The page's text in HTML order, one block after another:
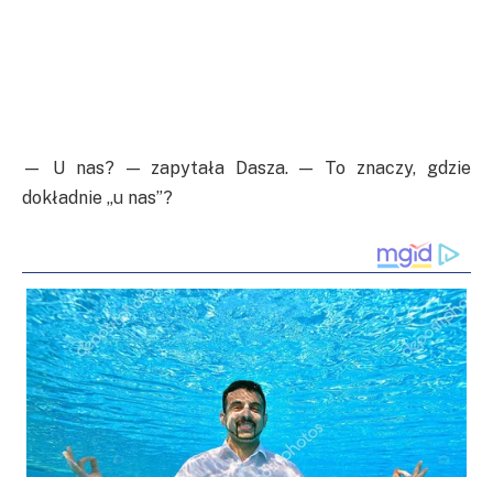
— U nas? — zapytała Dasza. — To znaczy, gdzie
dokładnie „u nas”?